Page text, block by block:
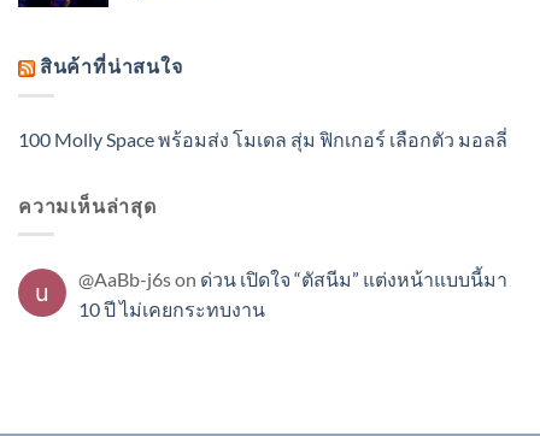
สินค้าที่น่าสนใจ
100 Molly Space พร้อมส่ง โมเดล สุ่ม ฟิกเกอร์ เลือกตัว มอลลี่
ความเห็นล่าสุด
@AaBb-j6son ด่วน เปิดใจ “ตัสนีม” แต่งหน้าแบบนี้มา
10 ปี ไม่เคยกระทบงาน